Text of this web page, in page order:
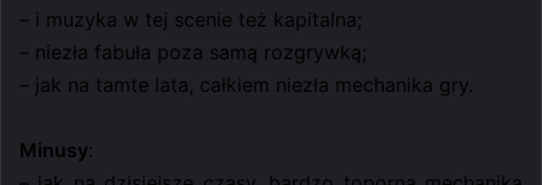
– i muzyka w tej scenie też kapitalna;
– niezła fabuła poza samą rozgrywką;
– jak na tamte lata, całkiem niezła mechanika gry.
Minusy: